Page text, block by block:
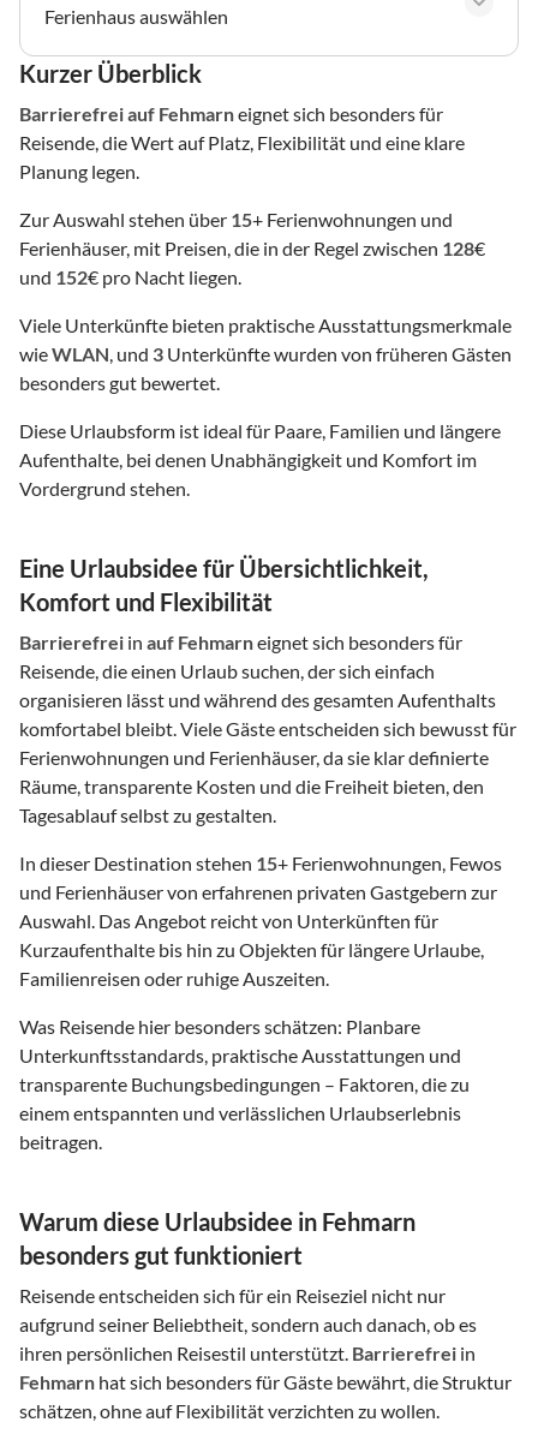
Ferienhaus auswählen
Kurzer Überblick
Barrierefreiauf Fehmarneignet sich besonders für
Reisende, die Wert auf Platz, Flexibilität und eine klare
Planung legen.
Zur Auswahl stehen über 15+ Ferienwohnungen und
Ferienhäuser, mit Preisen, die in der Regel zwischen 128€
und 152€ pro Nacht liegen.
Viele Unterkünfte bieten praktische Ausstattungsmerkmale
wieWLAN, und 3 Unterkünfte wurden von früheren Gästen
besonders gut bewertet.
Diese Urlaubsform ist ideal für Paare, Familien und längere
Aufenthalte, bei denen Unabhängigkeit und Komfort im
Vordergrund stehen.
Eine Urlaubsidee für Übersichtlichkeit,
Komfort und Flexibilität
Barrierefrei in auf Fehmarneignet sich besonders für
Reisende, die einen Urlaub suchen, der sich einfach
organisieren lässt und während des gesamten Aufenthalts
komfortabel bleibt. Viele Gäste entscheiden sich bewusst für
Ferienwohnungen und Ferienhäuser, da sie klar definierte
Räume, transparente Kosten und die Freiheit bieten, den
Tagesablauf selbst zu gestalten.
In dieser Destination stehen 15+ Ferienwohnungen, Fewos
und Ferienhäuser von erfahrenen privaten Gastgebern zur
Auswahl. Das Angebot reicht von Unterkünften für
Kurzaufenthalte bis hin zu Objekten für längere Urlaube,
Familienreisen oder ruhige Auszeiten.
Was Reisende hier besonders schätzen: Planbare
Unterkunftsstandards, praktische Ausstattungen und
transparente Buchungsbedingungen – Faktoren, die zu
einem entspannten und verlässlichen Urlaubserlebnis
beitragen.
Warum diese Urlaubsidee in Fehmarn
besonders gut funktioniert
Reisende entscheiden sich für ein Reiseziel nicht nur
aufgrund seiner Beliebtheit, sondern auch danach, ob es
ihren persönlichen Reisestil unterstützt. Barrierefrei in
Fehmarn hat sich besonders für Gäste bewährt, die Struktur
schätzen, ohne auf Flexibilität verzichten zu wollen.